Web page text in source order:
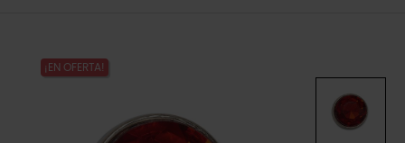
¡EN OFERTA!